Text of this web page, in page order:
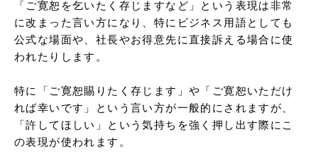
「ご寛恕を乞いたく存じますなど」という表現は非常
に改まった言い方になり、特にビジネス用語としても
公式な場面や、社長やお得意先に直接訴える場合に使
われたりします。
特に「ご寛恕賜りたく存じます」や「ご寛恕いただけ
れば幸いです」という言い方が一般的にされますが、
「許してほしい」という気持ちを強く押し出す際にこ
の表現が使われます。